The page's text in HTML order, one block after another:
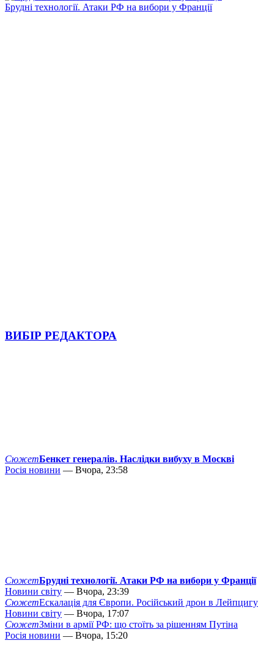
Брудні технології. Атаки РФ на вибори у Франції
ВИБІР РЕДАКТОРА
СюжетБенкет генералів. Наслідки вибуху в Москві
Росія новини — Вчора, 23:58
СюжетБрудні технології. Атаки РФ на вибори у Франції
Новини світу — Вчора, 23:39
СюжетЕскалація для Європи. Російський дрон в Лейпцигу
Новини світу — Вчора, 17:07
СюжетЗміни в армії РФ: що стоїть за рішенням Путіна
Росія новини — Вчора, 15:20